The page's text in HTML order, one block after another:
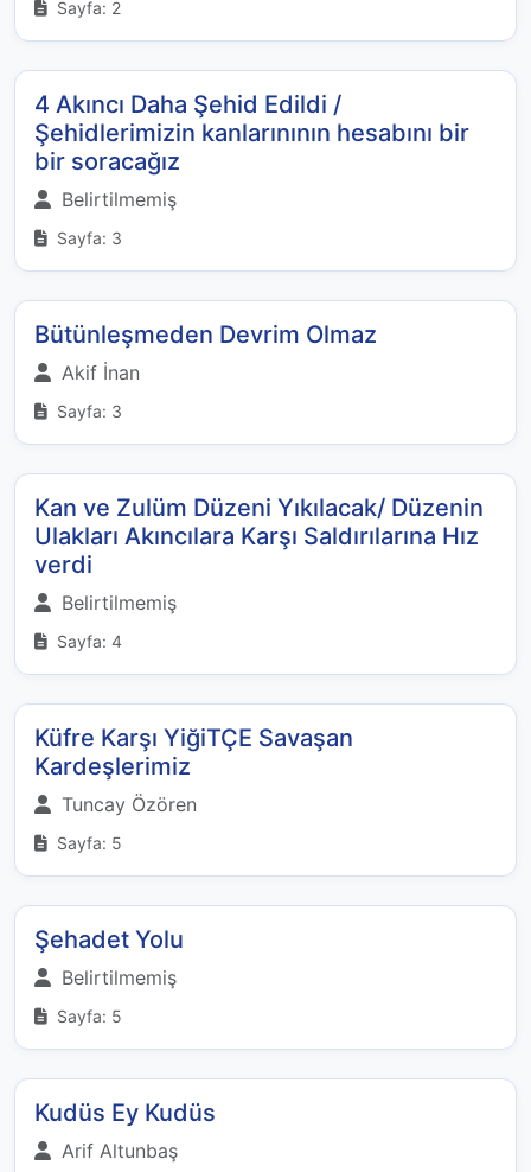
Sayfa: 2
4 Akıncı Daha Şehid Edildi /
Şehidlerimizin kanlarınının hesabını bir
bir soracağız
Belirtilmemiş
Sayfa: 3
Bütünleşmeden Devrim Olmaz
Akif İnan
Sayfa: 3
Kan ve Zulüm Düzeni Yıkılacak/ Düzenin
Ulakları Akıncılara Karşı Saldırılarına Hız
verdi
Belirtilmemiş
Sayfa: 4
Küfre Karşı YiğiTÇE Savaşan
Kardeşlerimiz
Tuncay Özören
Sayfa: 5
Şehadet Yolu
Belirtilmemiş
Sayfa: 5
Kudüs Ey Kudüs
Arif Altunbaş